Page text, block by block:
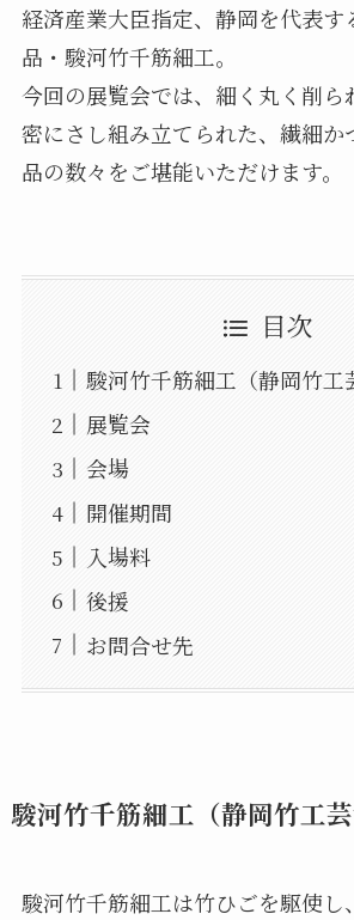
経済産業大臣指定、静岡を代表す
品・駿河竹千筋細工。
今回の展覧会では、細く丸く削ら
密にさし組み立てられた、繊細か
品の数々をご堪能いただけます。
目次
駿河竹千筋細工（静岡竹工
展覧会
会場
開催期間
入場料
後援
お問合せ先
駿河竹千筋細工（静岡竹工芸
駿河竹千筋細工は竹ひごを駆使し